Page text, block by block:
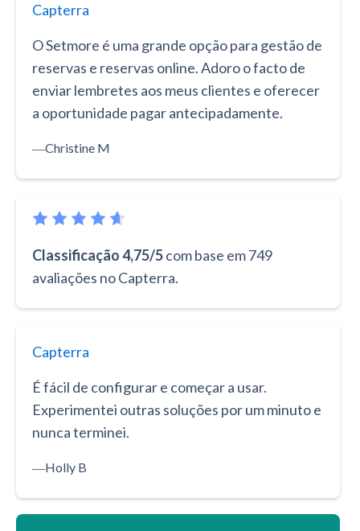
Capterra
O Setmore é uma grande opção para gestão de
reservas e reservas online. Adoro o facto de
enviar lembretes aos meus clientes e oferecer
a oportunidade pagar antecipadamente.
―Christine M
Classificação 4,75/5com base em 749
avaliações no Capterra.
Capterra
É fácil de configurar e começar a usar.
Experimentei outras soluções por um minuto e
nunca terminei.
―Holly B